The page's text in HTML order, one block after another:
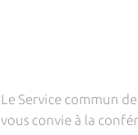
Le Service commun de
vous convie à la